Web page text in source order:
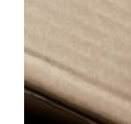
Nuestra
una